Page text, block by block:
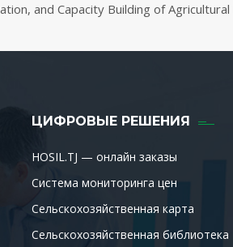
and Capacity Building of
ЦИФРОВЫЕ РЕШЕНИЯ
HOSIL.TJ — онлайн заказы
Система мониторинга цен
Сельскохозяйственная карта
Сельскохозяйственная библиотека